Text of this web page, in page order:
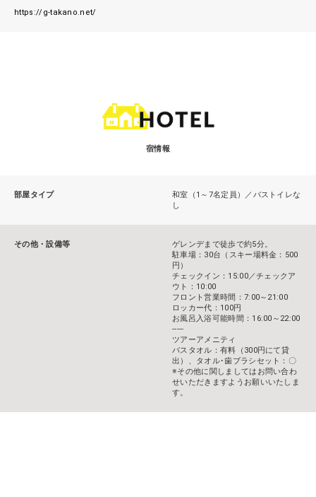
https://g-takano.net/
宿情報
部屋タイプ
和室（1～7名定員）／バストイレな
し
その他・設備等
ゲレンデまで徒歩で約5分。
駐車場：30台（スキー場料金：500
円）
チェックイン：15:00／チェックア
ウト：10:00
フロント営業時間：7:00～21:00
ロッカー代：100円
お風呂入浴可能時間：16:00～22:00
-----
ツアーアメニティ
バスタオル：有料（300円にて貸
出）、タオル･歯ブラシセット：〇
※その他に関しましてはお問い合わ
せいただきますようお願いいたしま
す。